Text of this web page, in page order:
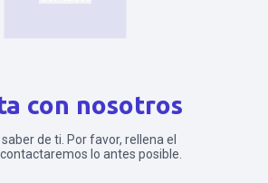
con nosotros
de ti. Por favor, rellena el
lo antes posible.